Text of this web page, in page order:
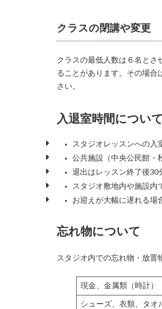
クラスの閉講や変更
クラスの最低人数は６名とさ
ることがあります。その場
さい。
入退室時間について
スタジオレッスンへの
公共施設（中央公民館
退出はレッスン終了後30
スタジオ敷地内や施設内
お迎えが大幅に遅れる場
忘れ物について
スタジオ内での忘れ物・放置
現金、金属類（時計）
シューズ、衣類、タオ